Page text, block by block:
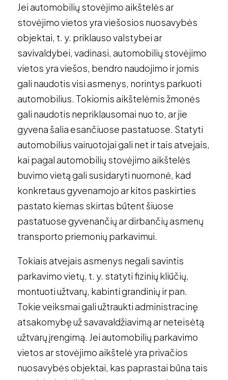
Jei automobilių stovėjimo aikštelės ar
stovėjimo vietos yra viešosios nuosavybės
objektai, t. y. priklauso valstybei ar
savivaldybei, vadinasi, automobilių stovėjimo
vietos yra viešos, bendro naudojimo ir jomis
gali naudotis visi asmenys, norintys parkuoti
automobilius. Tokiomis aikštelėmis žmonės
gali naudotis nepriklausomai nuo to, ar jie
gyvena šalia esančiuose pastatuose. Statyti
automobilius vairuotojai gali net ir tais atvejais,
kai pagal automobilių stovėjimo aikštelės
buvimo vietą gali susidaryti nuomonė, kad
konkretaus gyvenamojo ar kitos paskirties
pastato kiemas skirtas būtent šiuose
pastatuose gyvenančių ar dirbančių asmenų
transporto priemonių parkavimui.
Tokiais atvejais asmenys negali savintis
parkavimo vietų, t. y. statyti fizinių kliūčių,
montuoti užtvarų, kabinti grandinių ir pan.
Tokie veiksmai gali užtraukti administracinę
atsakomybę už savavaldžiavimą ar neteisėtą
užtvarų įrengimą. Jei automobilių parkavimo
vietos ar stovėjimo aikštelė yra privačios
nuosavybės objektai, kas paprastai būna tais